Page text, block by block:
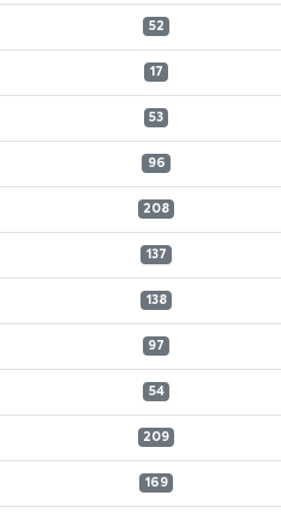
52
17
53
96
208
137
138
97
54
209
169